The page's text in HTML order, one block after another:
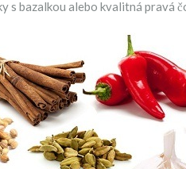
s bazalkou alebo kvalitná pravá